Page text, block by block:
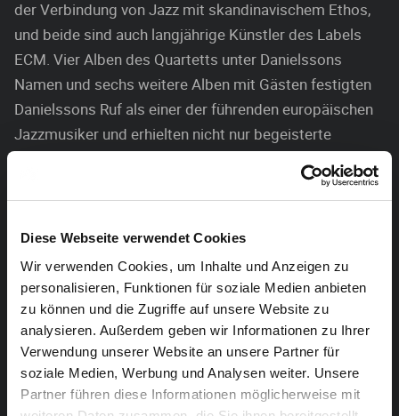
Diese Webseite verwendet Cookies
Wir verwenden Cookies, um Inhalte und Anzeigen zu
personalisieren, Funktionen für soziale Medien anbieten
zu können und die Zugriffe auf unsere Website zu
analysieren. Außerdem geben wir Informationen zu Ihrer
Verwendung unserer Website an unsere Partner für
soziale Medien, Werbung und Analysen weiter. Unsere
Partner führen diese Informationen möglicherweise mit
der Verbindung von Jazz mit skandinavischem Ethos,
und beide sind auch langjährige Künstler des Labels
ECM. Vier Alben des Quartetts unter Danielssons
Namen und sechs weitere Alben mit Gästen festigten
Danielssons Ruf als einer der führenden europäischen
Jazzmusiker und erhielten nicht nur begeisterte
den letzten Jahren konnte er sein musikalisches
Initiator des Grammy nominierten Orchesterprojekts
„Blauklang“ mit Vince Mendoza.
Lars Danielsson Liberetto: Cloudland
In gewisser Weise hat Danielsson 2012 wirklich die
Quintessenz seiner vielfältigen Ausdrucksformen
gefunden – und auch den richtigen Namen dafür:
„Liberetto“. Wer die Attraktivität und die Zugänglichkeit